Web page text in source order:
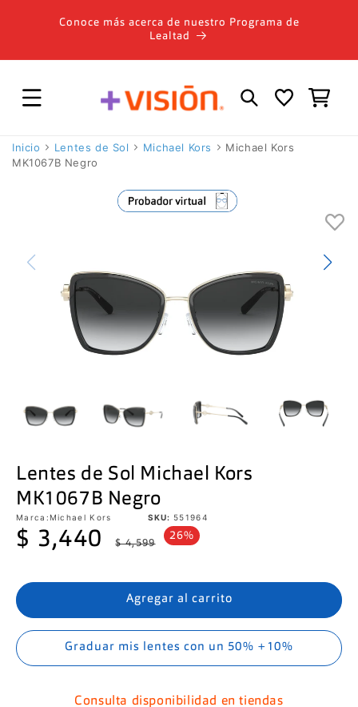
directamenteConoce más acerca de nuestro Programa de
Lealtad
Carrito
Inicio Lentes de Sol Michael Kors
Michael Kors
MK1067B Negro
Lentes de Sol Michael Kors
MK1067B Negro
Marca: Michael Kors SKU: 551964
Precio
de
$ 3,440
habitual
$ 4,599
26%
Agregar al carrito
Graduar mis lentes con un 50% +10%
Consulta disponibilidad en tiendas